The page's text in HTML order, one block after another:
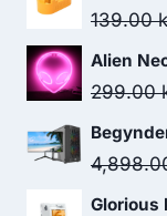
139.00
Alien
299.00
Glorious